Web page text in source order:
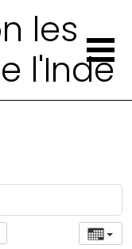
les
l'Inde